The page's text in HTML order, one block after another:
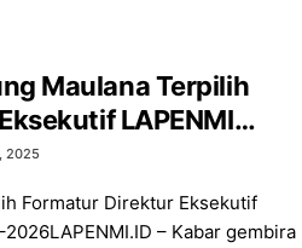
Maulana Terpilih
LAPENMI
2025
Formatur Direktur Eksekutif
– Kabar gembira